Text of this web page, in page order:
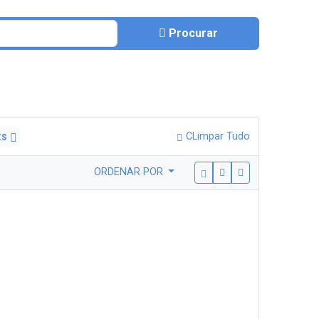
Procurar
CLimpar Tudo
ORDENAR POR